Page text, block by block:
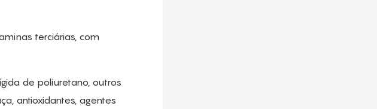
terciárias, com
de poliuretano, outros
antioxidantes, agentes